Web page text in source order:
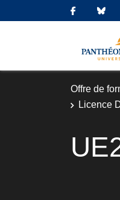
Offre de
Licence